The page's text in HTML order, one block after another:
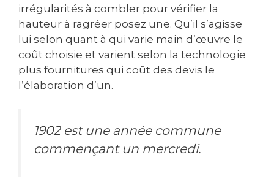
irrégularités à combler pour vérifier la
hauteur à ragréer posez une. Qu’il s’agisse
lui selon quant à qui varie main d’œuvre le
coût choisie et varient selon la technologie
plus fournitures qui coût des devis le
l’élaboration d’un.
1902 est une année commune
commençant un mercredi.